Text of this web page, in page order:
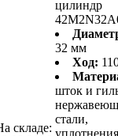
складе:
цилиндр
32 мм
Ход:
шток и
стали,